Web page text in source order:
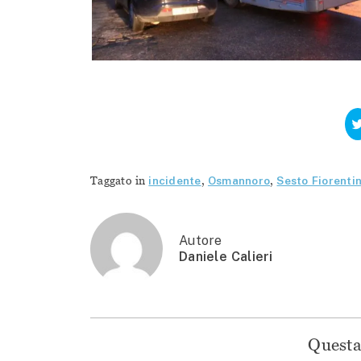
Taggato in incidente, Osmannoro,Sesto
Autore
Daniele Calieri